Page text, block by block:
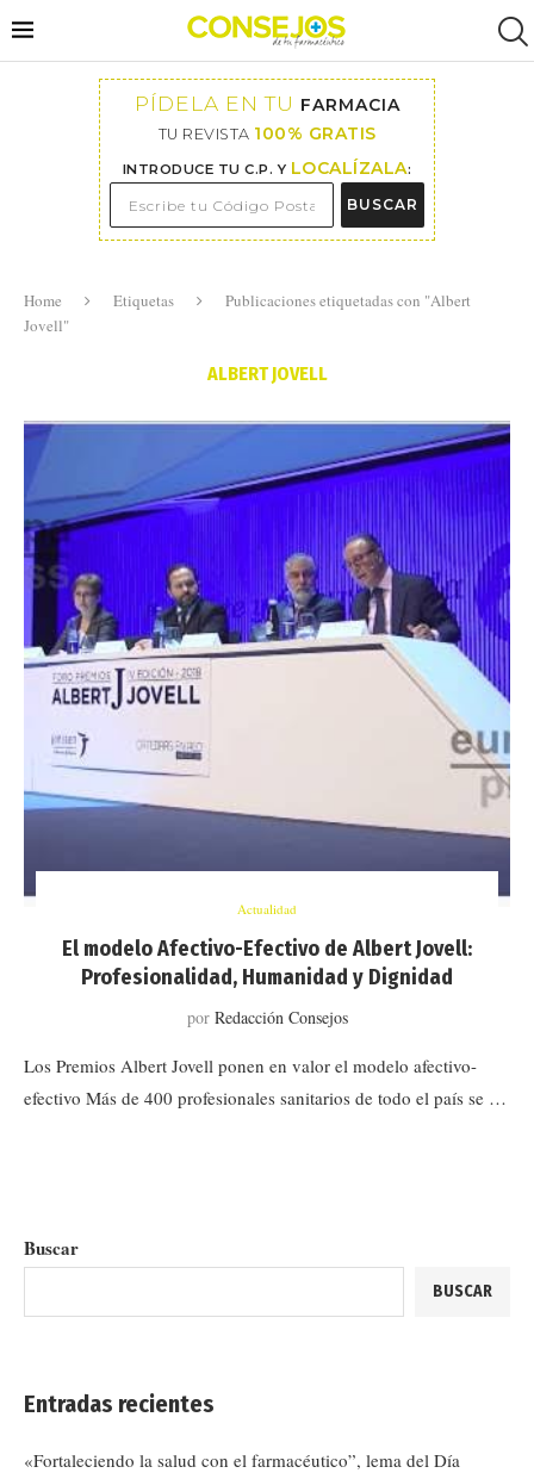
PÍDELA EN TU FARMACIA
TU REVISTA 100% GRATIS
INTRODUCE TU C.P. Y LOCALÍZALA:
BUSCAR
Home Etiquetas
Publicaciones etiquetadas con "Albert
Jovell"
ALBERT JOVELL
Actualidad
El modelo Afectivo-Efectivo de Albert Jovell:
Profesionalidad, Humanidad y Dignidad
por Redacción Consejos
Los Premios Albert Jovell ponen en valor el modelo afectivo-
efectivo Más de 400 profesionales sanitarios de todo el país se …
Buscar
BUSCAR
Entradas recientes
«Fortaleciendo la salud con el farmacéutico”, lema del Día